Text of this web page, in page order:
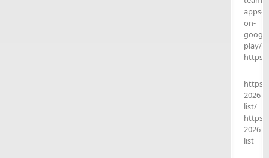
apps-
on-
play/
2026-
list/
2026-
list